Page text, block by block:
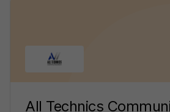
All Technics